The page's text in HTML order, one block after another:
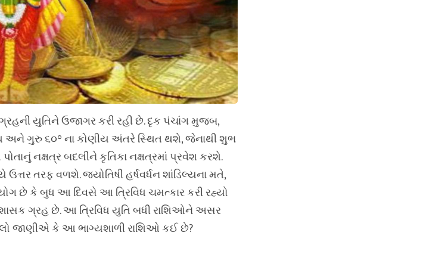
યુતિને ઉજાગર કરી રહી છે. દૃક પંચાંગ મુજબ,
અને ગુરુ ૬૦° ના કોણીય અંતરે સ્થિત થશે, જેનાથી શુભ
નક્ષત્ર બદલીને કૃતિકા નક્ષત્રમાં પ્રવેશ કરશે.
તરફ વળશે. જ્યોતિષી હર્ષવર્ધન શાંડિલ્યના મતે,
કે બુધ આ દિવસે આ ત્રિવિધ ચમત્કાર કરી રહ્યો
ગ્રહ છે. આ ત્રિવિધ યુતિ બધી રાશિઓને અસર
જાણીએ કે આ ભાગ્યશાળી રાશિઓ કઈ છે?